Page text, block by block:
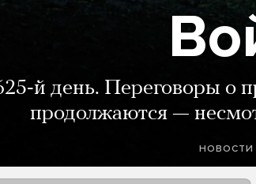
й день. Переговоры о
продолжаются —
НОВОСТИ